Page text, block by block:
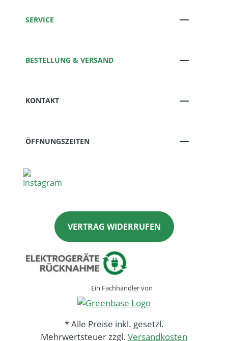
SERVICE
BESTELLUNG & VERSAND
KONTAKT
ÖFFNUNGSZEITEN
VERTRAG WIDERRUFEN
Ein Fachhändler von
* Alle Preise inkl. gesetzl.
Mehrwertsteuer zzgl. Versandkosten